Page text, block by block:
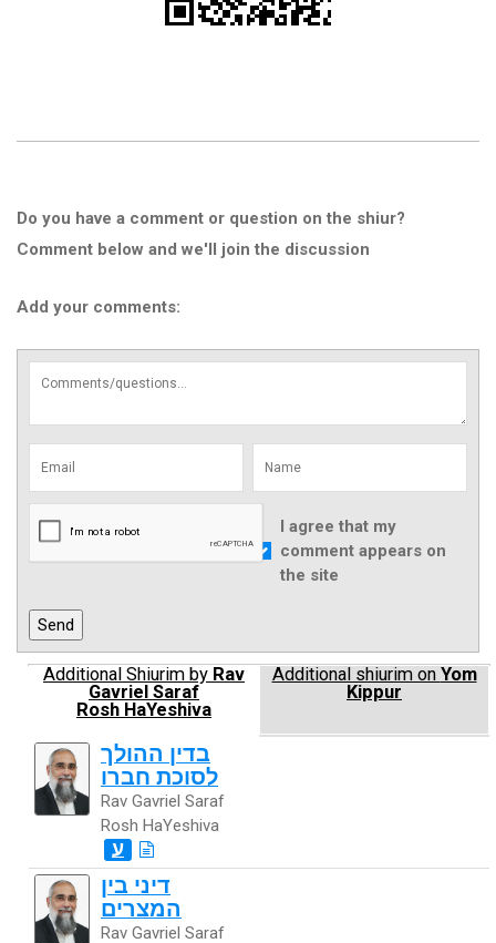
Do you have a comment or question on the shiur?
Comment below and we'll join the discussion
Add your comments:
I agree that my
comment appears on
the site
Additional Shiurim by Rav
Gavriel Saraf
Rosh HaYeshiva
Additional shiurim on Yom
Kippur
בדין ההולך
לסוכת חברו
Rav Gavriel Saraf
Rosh HaYeshiva
ע
דיני בין
המצרים
Rav Gavriel Saraf